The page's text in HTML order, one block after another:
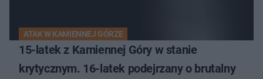
ATAK W KAMIENNEJ GÓRZE
15-latek z Kamiennej Góry w stanie
krytycznym. 16-latek podejrzany o brutalny